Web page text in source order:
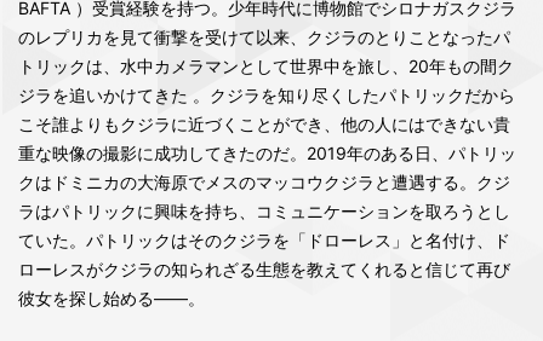
BAFTA ）受賞経験を持つ。少年時代に博物館でシロナガスクジラ
のレプリカを見て衝撃を受けて以来、クジラのとりことなったパ
トリックは、水中カメラマンとして世界中を旅し、20年もの間ク
ジラを追いかけてきた 。クジラを知り尽くしたパトリックだから
こそ誰よりもクジラに近づくことができ、他の人にはできない貴
重な映像の撮影に成功してきたのだ。2019年のある日、パトリッ
クはドミニカの大海原でメスのマッコウクジラと遭遇する。クジ
ラはパトリックに興味を持ち、コミュニケーションを取ろうとし
ていた。パトリックはそのクジラを「ドローレス」と名付け、ド
ローレスがクジラの知られざる生態を教えてくれると信じて再び
彼女を探し始める――。